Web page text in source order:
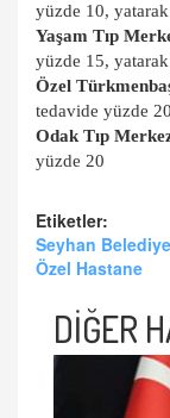
yüzde 10,
Yaşam Tıp
yüzde 15,
Özel
tedavide yüzde
Odak Tıp
yüzde 20
Etiketler:
Seyhan
Özel Hastane
DİĞER